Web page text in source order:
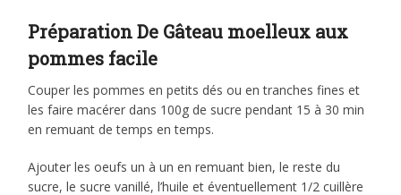
Préparation De Gâteau moelleux aux
pommes facile
Couper les pommes en petits dés ou en tranches fines et
les faire macérer dans 100g de sucre pendant 15 à 30 min
en remuant de temps en temps.
Ajouter les oeufs un à un en remuant bien, le reste du
sucre, le sucre vanillé, l’huile et éventuellement 1/2 cuillère